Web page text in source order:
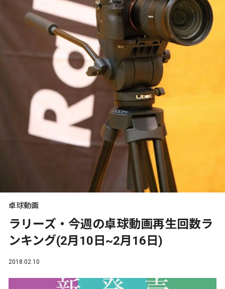
卓球動画
ラリーズ・今週の卓球動画再生回数ラ
ンキング(2月10日~2月16日)
2018.02.10